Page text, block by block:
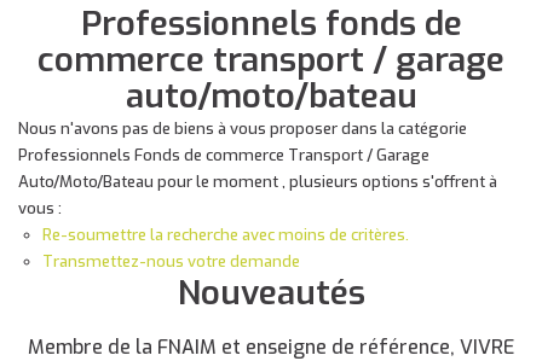
Professionnels fonds de
commerce transport / garage
auto/moto/bateau
Nous n'avons pas de biens à vous proposer dans la catégorie
Professionnels Fonds de commerce Transport / Garage
Auto/Moto/Bateau pour le moment , plusieurs options s'offrent à
vous :
Re-soumettre la recherche avec moins de critères.
Transmettez-nous votre demande
Nouveautés
Membre de la FNAIM et enseigne de référence, VIVRE